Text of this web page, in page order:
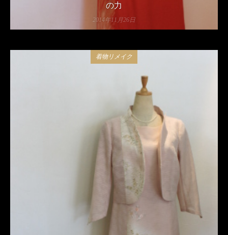
の力
2014年11月26日
着物リメイク